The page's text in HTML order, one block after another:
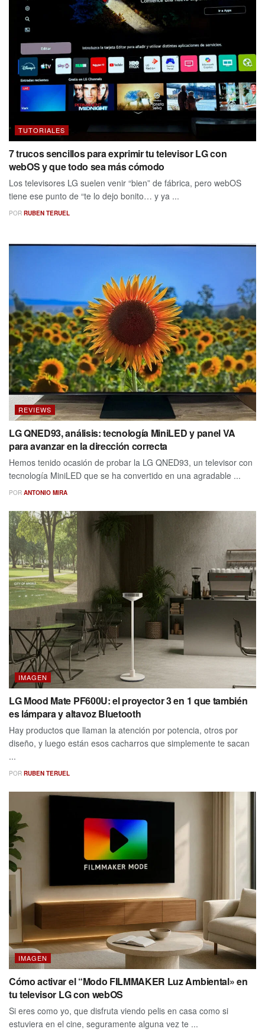
TUTORIALES
7 trucos sencillos para exprimir tu televisor LG con
webOS y que todo sea más cómodo
Los televisores LG suelen venir “bien” de fábrica, pero webOS
tiene ese punto de “te lo dejo bonito… y ya ...
POR RUBEN TERUEL
REVIEWS
LG QNED93, análisis: tecnología MiniLED y panel VA
para avanzar en la dirección correcta
Hemos tenido ocasión de probar la LG QNED93, un televisor con
tecnología MiniLED que se ha convertido en una agradable ...
POR ANTONIO MIRA
IMAGEN
LG Mood Mate PF600U: el proyector 3 en 1 que también
es lámpara y altavoz Bluetooth
Hay productos que llaman la atención por potencia, otros por
diseño, y luego están esos cacharros que simplemente te sacan
...
POR RUBEN TERUEL
IMAGEN
Cómo activar el “Modo FILMMAKER Luz Ambiental» en
tu televisor LG con webOS
Si eres como yo, que disfruta viendo pelis en casa como si
estuviera en el cine, seguramente alguna vez te ...